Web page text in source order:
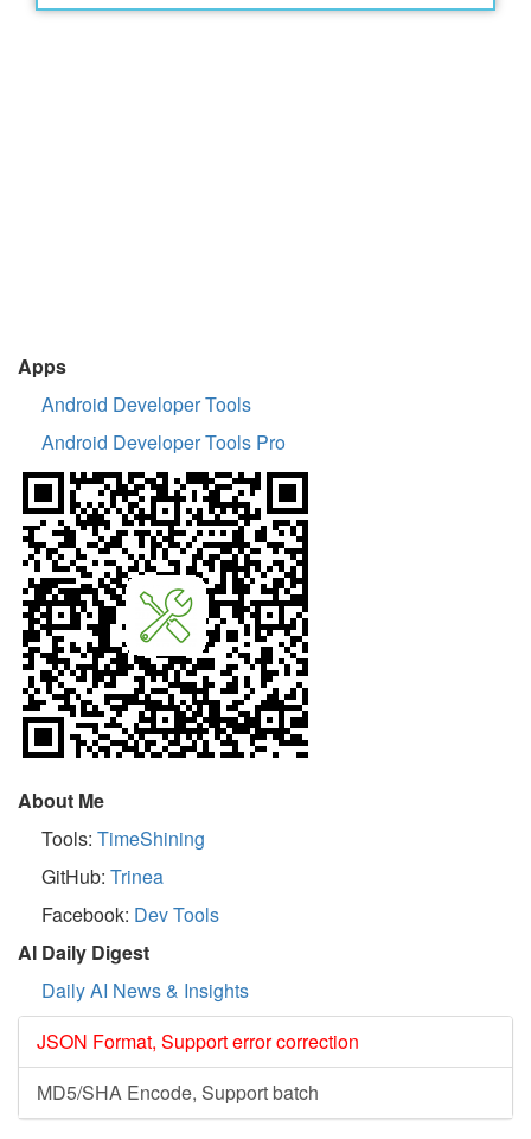
Apps
Android Developer Tools
Android Developer Tools Pro
About Me
Tools: TimeShining
GitHub: Trinea
Facebook: Dev Tools
AI Daily Digest
Daily AI News & Insights
JSON Format, Support error correction
MD5/SHA Encode, Support batch